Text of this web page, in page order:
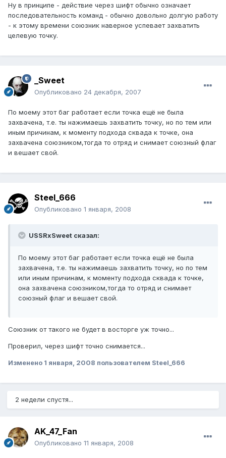
Ну в принципе - действие через шифт обычно означает
последовательность команд - обычно довольно долгую работу
- к этому времени союзник наверное успевает захватить
целевую точку.
_Sweet
Опубликовано 24 декабря, 2007
По моему этот баг работает если точка ещё не была
захвачена, т.е. ты нажимаешь захватить точку, но по тем или
иным причинам, к моменту подхода сквада к точке, она
захвачена союзником,тогда то отряд и снимает союзный флаг
и вешает свой.
Steel_666
Опубликовано 1 января, 2008
USSRxSweet сказал:
По моему этот баг работает если точка ещё не была
захвачена, т.е. ты нажимаешь захватить точку, но по тем
или иным причинам, к моменту подхода сквада к точке,
она захвачена союзником,тогда то отряд и снимает
союзный флаг и вешает свой.
Союзник от такого не будет в восторге уж точно...
Проверил, через шифт точно снимается...
Изменено 1 января, 2008 пользователем Steel_666
2 недели спустя...
AK_47_Fan
Опубликовано 11 января, 2008